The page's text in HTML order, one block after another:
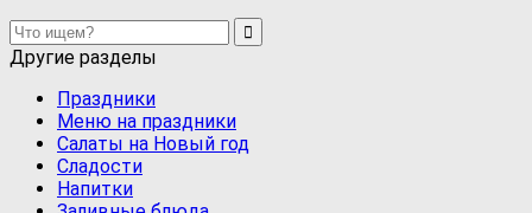
Другие разделы
Праздники
Меню на праздники
Салаты на Новый год
Сладости
Напитки